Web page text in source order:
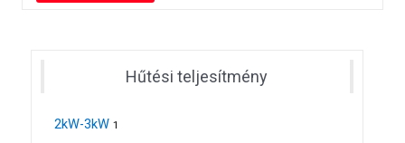
Hűtési teljesítmény
2kW-3kW 1